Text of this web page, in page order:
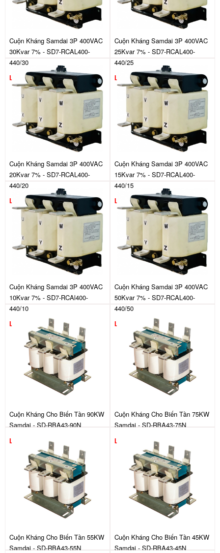
Cuộn Kháng Samdai 3P 400VAC
30Kvar 7% - SD7-RCAL400-
440/30
Liên hệ
Cuộn Kháng Samdai 3P 400VAC
25Kvar 7% - SD7-RCAL400-
440/25
Liên hệ
Cuộn Kháng Samdai 3P 400VAC
20Kvar 7% - SD7-RCAL400-
440/20
Liên hệ
Cuộn Kháng Samdai 3P 400VAC
15Kvar 7% - SD7-RCAL400-
440/15
Liên hệ
Cuộn Kháng Samdai 3P 400VAC
10Kvar 7% - SD7-RCAl400-
440/10
Liên hệ
Cuộn Kháng Samdai 3P 400VAC
50Kvar 7% - SD7-RCAL400-
440/50
Liên hệ
Cuộn Kháng Cho Biến Tần 90KW
Samdai - SD-RBA43-90N
Liên hệ
Cuộn Kháng Cho Biến Tần 75KW
Samdai - SD-RBA43-75N
Liên hệ
Cuộn Kháng Cho Biến Tần 55KW
Samdai - SD-RBA43-55N
Cuộn Kháng Cho Biến Tần 45KW
Samdai - SD-RBA43-45N